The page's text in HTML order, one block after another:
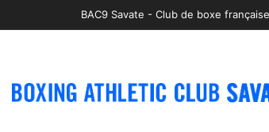
BAC9 Savate - Club de boxe